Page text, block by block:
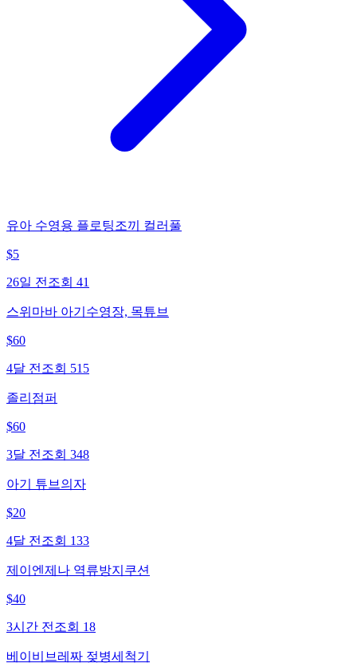
유아 수영용 플로팅조끼 컬러풀
$5
26일 전 조회 41
스위마바 아기수영장, 목튜브
$60
4달 전 조회 515
졸리점퍼
$60
3달 전 조회 348
아기 튜브의자
$20
4달 전 조회 133
제이엔제나 역류방지쿠션
$40
3시간 전 조회 18
베이비브레짜 젖병세척기